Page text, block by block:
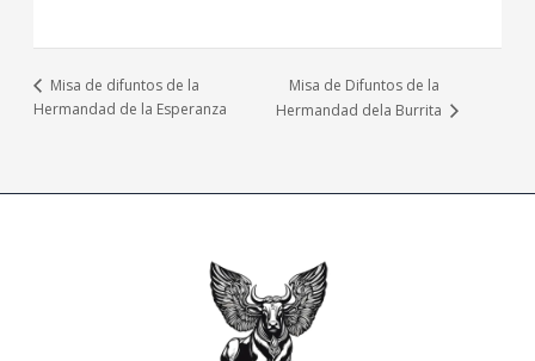
Misa de difuntos de la
Hermandad de la Esperanza
Misa de Difuntos de la
Hermandad dela Burrita